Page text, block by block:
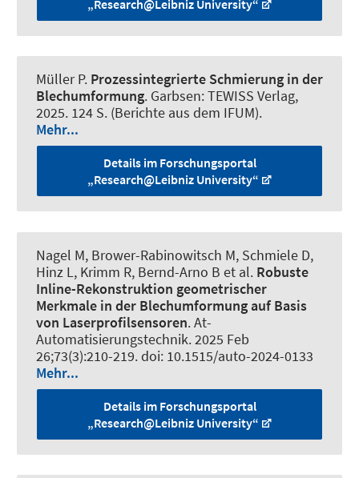
„Research@Leibniz University“
Müller P. Prozessintegrierte Schmierung in der
Blechumformung. Garbsen: TEWISS Verlag,
2025. 124 S. (Berichte aus dem IFUM).
Mehr...
Details im Forschungsportal
„Research@Leibniz University“
Nagel M, Brower-Rabinowitsch M, Schmiele D,
Hinz L, Krimm R, Bernd-Arno B et al. Robuste
Inline-Rekonstruktion geometrischer
Merkmale in der Blechumformung auf Basis
von Laserprofilsensoren.At-
Automatisierungstechnik. 2025 Feb
26;73(3):210-219. doi: 10.1515/auto-2024-0133
Mehr...
Details im Forschungsportal
„Research@Leibniz University“